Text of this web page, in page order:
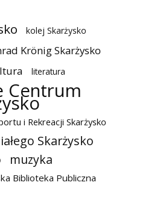
kolej Skarżysko
Krönig Skarżysko
literatura
Centrum
i Rekreacji Skarżysko
Skarżysko
muzyka
Biblioteka Publiczna